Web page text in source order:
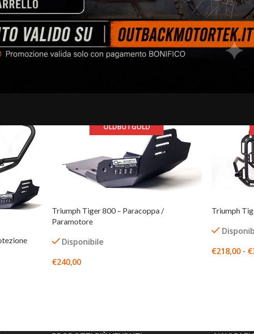
SPECCHIETTO ADVENTURE V2
Disponibile
OLDBUTGOLD
Triumph Tiger 800 – Paracoppa /
Paramotore
Disponibile
€240,00
Triumph
€218,00 - €